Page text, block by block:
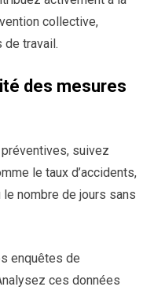
collective,
travail.
des mesures
suivez
le taux d’accidents,
le nombre de jours sans
enquêtes de
ces données